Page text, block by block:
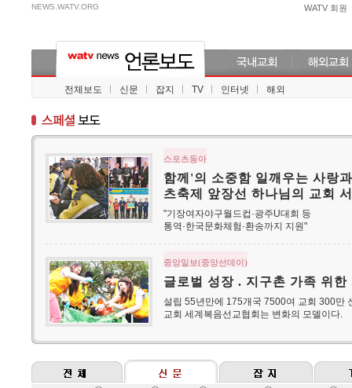
NEWS.WATV.ORG WATV 회원
전체보도 신문 잡지 TV 인터넷 해외
스포츠동아
함께'의 소중함 일깨우는 사랑
츠축제 앞장선 하나님의 교회
"기장여자야구월드컵·광주U대회 등
통역·한국문화체험·환송까지 지원"
중앙일보(중앙선데이)
글로벌 성장 . 지구촌 가족 위한
설립 55년만에 175개국 7500여 교회 300만
교회 세계복음선교협회는 변화의 모델이다.